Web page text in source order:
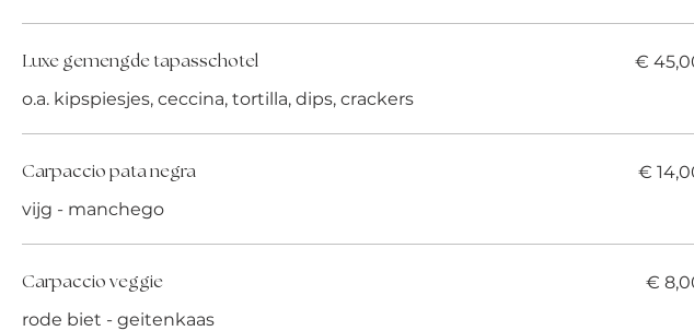
Luxe gemengde tapasschotel €
Carpaccio pata negra
vijg - manchego
€
Carpaccio veggie
rode biet - geitenkaas
€